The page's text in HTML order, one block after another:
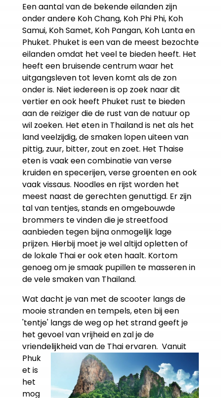
Een aantal van de bekende eilanden zijn
onder andere Koh Chang, Koh Phi Phi, Koh
Samui, Koh Samet, Koh Pangan, Koh Lanta en
Phuket. Phuket is een van de meest bezochte
eilanden omdat het veel te bieden heeft. Het
heeft een bruisende centrum waar het
uitgangsleven tot leven komt als de zon
onder is. Niet iedereen is op zoek naar dit
vertier en ook heeft Phuket rust te bieden
aan de reiziger die de rust van de natuur op
wil zoeken. Het eten in Thailand is net als het
land veelzijdig, de smaken lopen uiteen van
pittig, zuur, bitter, zout en zoet. Het Thaise
eten is vaak een combinatie van verse
kruiden en specerijen, verse groenten en ook
vaak vissaus. Noodles en rijst worden het
meest naast de gerechten genuttigd. Er zijn
tal van tentjes, stands en omgebouwde
brommers te vinden die je streetfood
aanbieden tegen bijna onmogelijk lage
prijzen. Hierbij moet je wel altijd opletten of
de lokale Thai er ook eten haalt. Kortom
genoeg om je smaak pupillen te masseren in
de vele smaken van Thailand.
Wat dacht je van met de scooter langs de
mooie stranden en tempels, eten bij een
'tentje' langs de weg op het strand geeft je
het gevoel van vrijheid en zal je de
vriendelijkheid van de Thai ervaren. Vanuit
Phuk
et is
het
mog